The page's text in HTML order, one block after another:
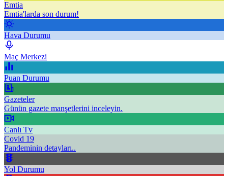
Emtia
Emtia'larda son durum!
Hava Durumu
Maç Merkezi
Puan Durumu
Gazeteler
Günün gazete manşetlerini inceleyin.
Canlı Tv
Covid 19
Pandeminin detayları..
Yol Durumu